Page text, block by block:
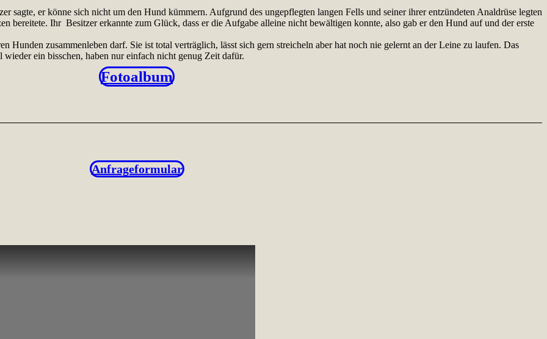
sagte, er könne sich nicht um den Hund kümmern. Aufgrund des ungepflegten langen Fells und seiner ihrer entzündeten Analdrüse legten
bereitete. Ihr Besitzer erkannte zum Glück, dass er die Aufgabe alleine nicht bewältigen konnte, also gab er den Hund auf und der erste
Hunden zusammenleben darf. Sie ist total verträglich, lässt sich gern streicheln aber hat noch nie gelernt an der Leine zu laufen. Das
ein bisschen, haben nur einfach nicht genug Zeit dafür.
Fotoalbum
Anfrageformular